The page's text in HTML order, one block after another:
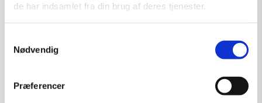
de har indsamlet fra din brug af deres tjenester.
Nødvendig
Præferencer
SOLGT